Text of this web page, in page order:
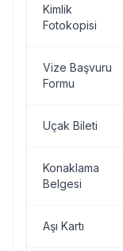
Kimlik
Fotokopisi
Vize Başvuru
Formu
Uçak Bileti
Konaklama
Belgesi
Aşı Kartı